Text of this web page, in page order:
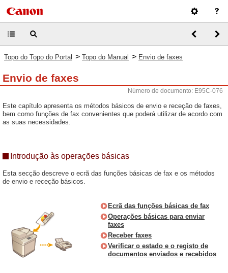
Topo do Topo do Portal > Topo do Manual > Envio de faxes
Envio de faxes
Número de documento: E95C-076
Este capítulo apresenta os métodos básicos de envio e receção de faxes,
bem como funções de fax convenientes que poderá utilizar de acordo com
as suas necessidades.
Introdução às operações básicas
Esta secção descreve o ecrã das funções básicas de fax e os métodos
de envio e receção básicos.
Ecrã das funções básicas de fax
Operações básicas para enviar
faxes
Receber faxes
Verificar o estado e o registo de
documentos enviados e recebidos